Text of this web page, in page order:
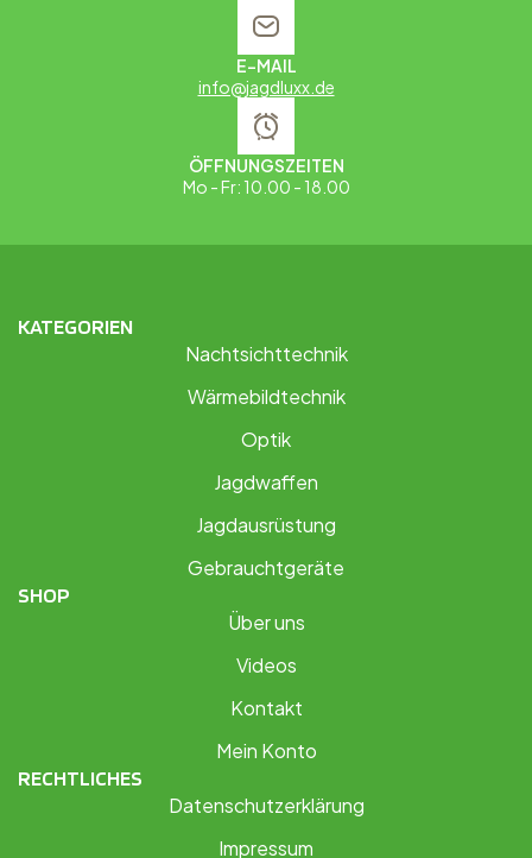
E-MAIL
info@jagdluxx.de
ÖFFNUNGSZEITEN
Mo - Fr: 10.00 - 18.00
KATEGORIEN
Nachtsichttechnik
Wärmebildtechnik
Optik
Jagdwaffen
Jagdausrüstung
Gebrauchtgeräte
SHOP
Über uns
Videos
Kontakt
Mein Konto
RECHTLICHES
Datenschutzerklärung
Impressum